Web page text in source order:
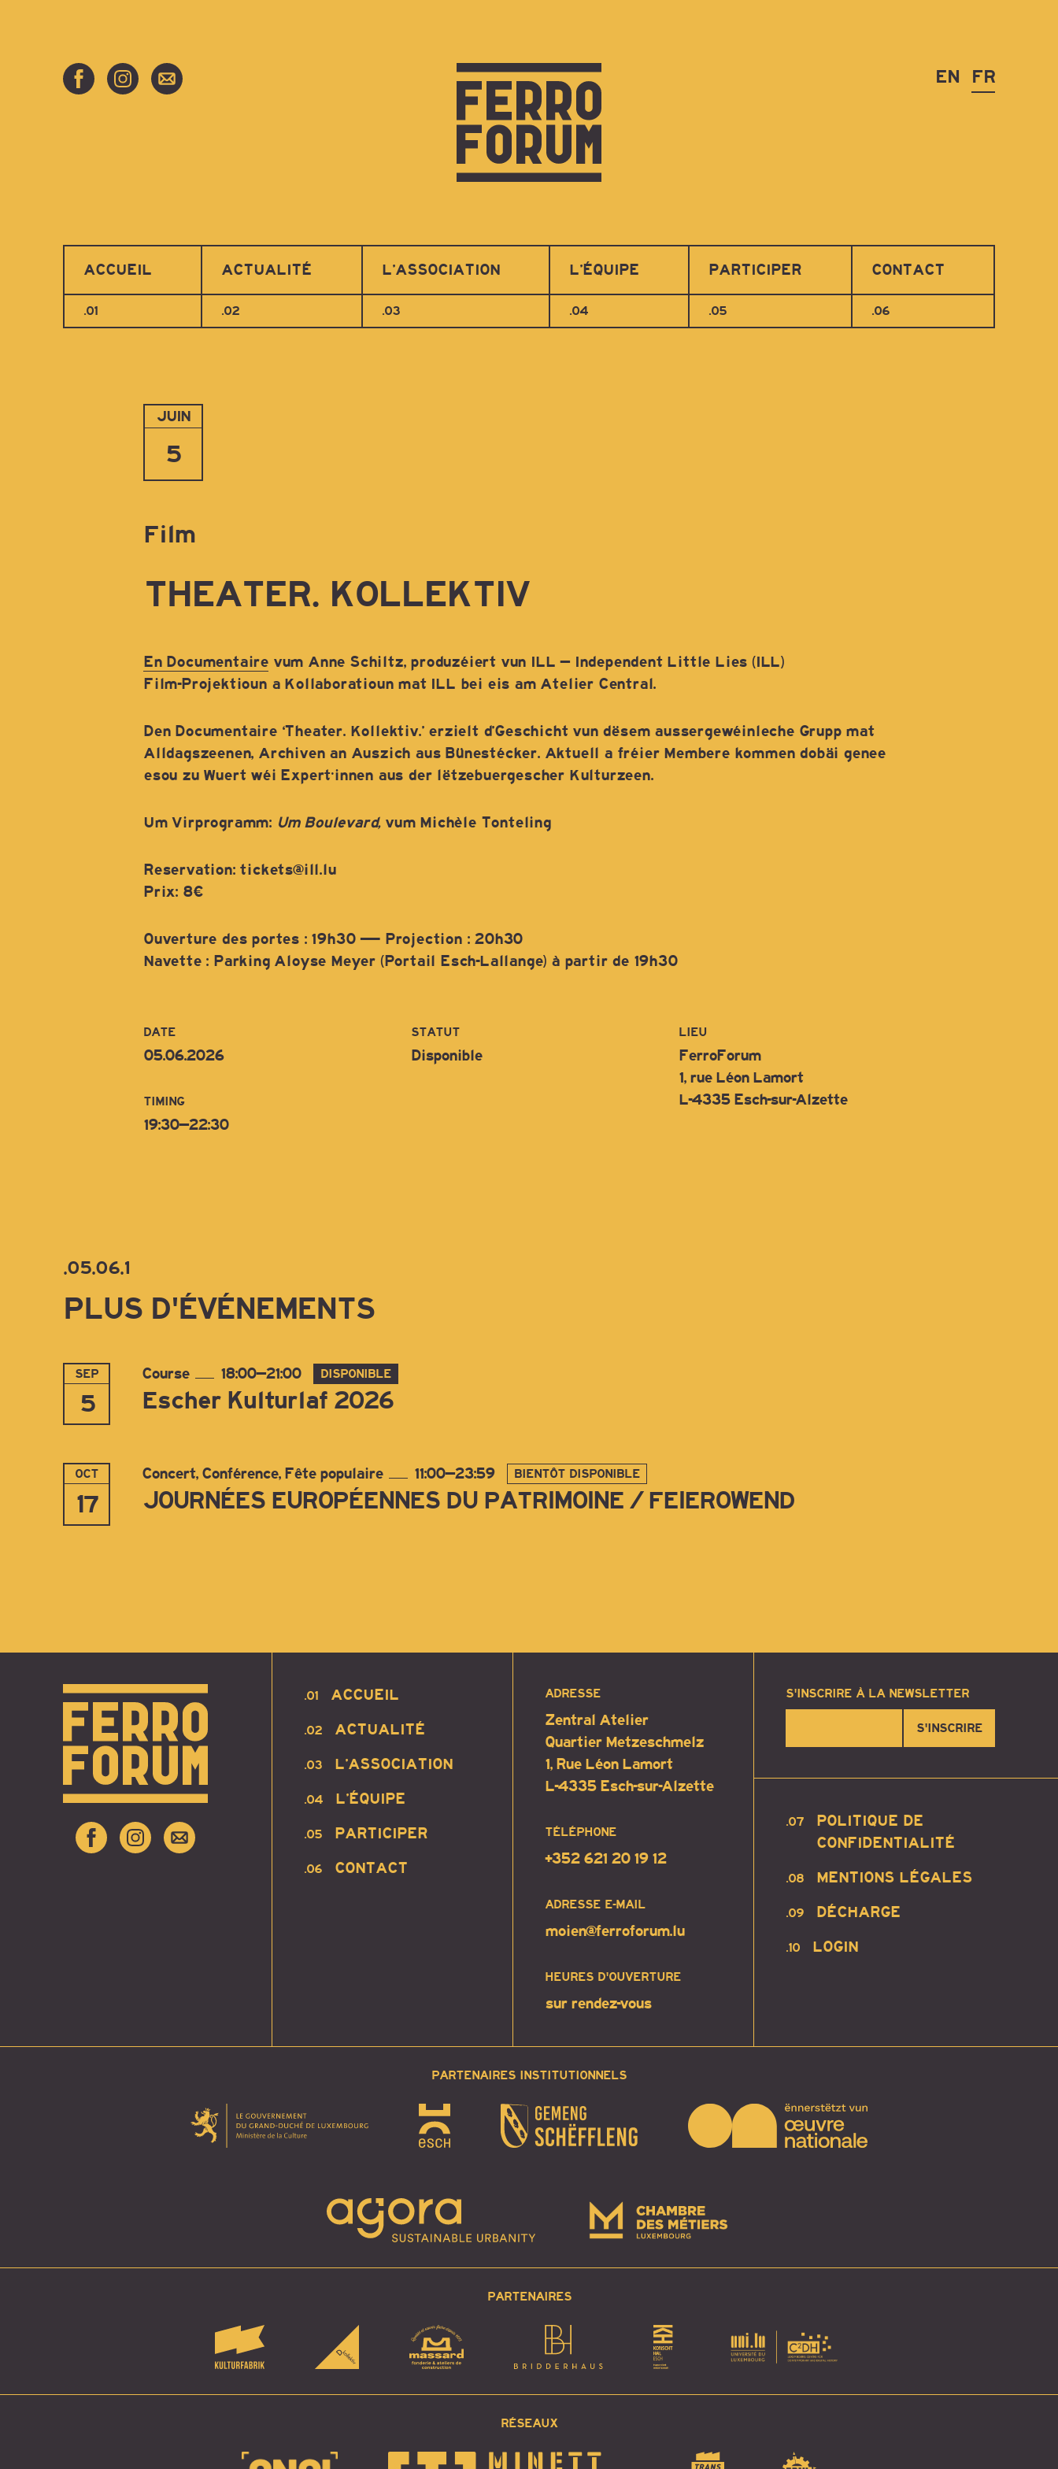
EN FR
ACCUEIL
.01
ACTUALITÉ
.02
L’ASSOCIATION
.03
L’ÉQUIPE
.04
PARTICIPER
.05
CONTACT
.06
5
JUIN
Film
THEATER. KOLLEKTIV
En Documentaire vum Anne Schiltz, produzéiert vun ILL – Independent Little Lies (ILL)
Film-Projektioun a Kollaboratioun mat ILL bei eis am Atelier Central.
Den Documentaire ‘Theater. Kollektiv.’ erzielt d’Geschicht vun dësem aussergewéinleche Grupp mat
Alldagszeenen, Archiven an Auszich aus Bünestécker. Aktuell a fréier Membere kommen dobäi genee
esou zu Wuert wéi Expert·innen aus der lëtzebuergescher Kulturzeen.
Um Virprogramm: Um Boulevard, vum Michèle Tonteling
Reservation: tickets@ill.lu
Prix: 8€
Ouverture des portes : 19h30 — Projection : 20h30
Navette : Parking Aloyse Meyer (Portail Esch-Lallange) à partir de 19h30
DATE
05.06.2026
TIMING
19:30–22:30
STATUT
Disponible
LIEU
FerroForum
1, rue Léon Lamort
L-4335 Esch-sur-Alzette
.05.06.1
PLUS D'ÉVÉNEMENTS
5
SEP Course 18:00–21:00 DISPONIBLE
Escher Kulturlaf 2026
17
OCT Concert, Conférence, Fête populaire 11:00–23:59 BIENTÔT DISPONIBLE
JOURNÉES EUROPÉENNES DU PATRIMOINE / FEIEROWEND
ACCUEIL
.01
ACTUALITÉ
.02
L’ASSOCIATION
.03
L’ÉQUIPE
.04
PARTICIPER
.05
CONTACT
.06
ADRESSE
Zentral Atelier
Quartier Metzeschmelz
1, Rue Léon Lamort
L-4335 Esch-sur-Alzette
TÉLÉPHONE
+352 621 20 19 12
ADRESSE E-MAIL
moien@ferroforum.lu
HEURES D'OUVERTURE
sur rendez-vous
S'INSCRIRE À LA NEWSLETTER
S'INSCRIRE
POLITIQUE DE
CONFIDENTIALITÉ
.07
MENTIONS LÉGALES
.08
DÉCHARGE
.09
LOGIN
.10
PARTENAIRES INSTITUTIONNELS
PARTENAIRES
RÉSEAUX